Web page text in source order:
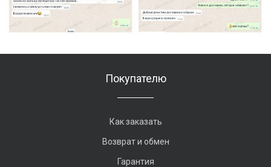
Покупателю
Как заказать
Возврат и обмен
Гарантия